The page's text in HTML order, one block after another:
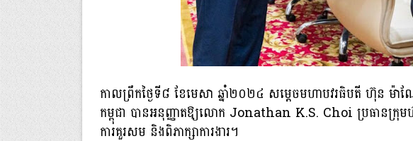
កាលព្រឹកថ្ងៃទី៨ ខែមេសា ឆ្នាំ២០២៤ សម្តេចមហាបវរធិបតី ហ៊ុន ម៉ាណ
កម្ពុជា បានអនុញ្ញាតឱ្យលោក Jonathan K.S. Choi ប្រធាន
ការគួរសម និងពិភាក្សាការងារ។